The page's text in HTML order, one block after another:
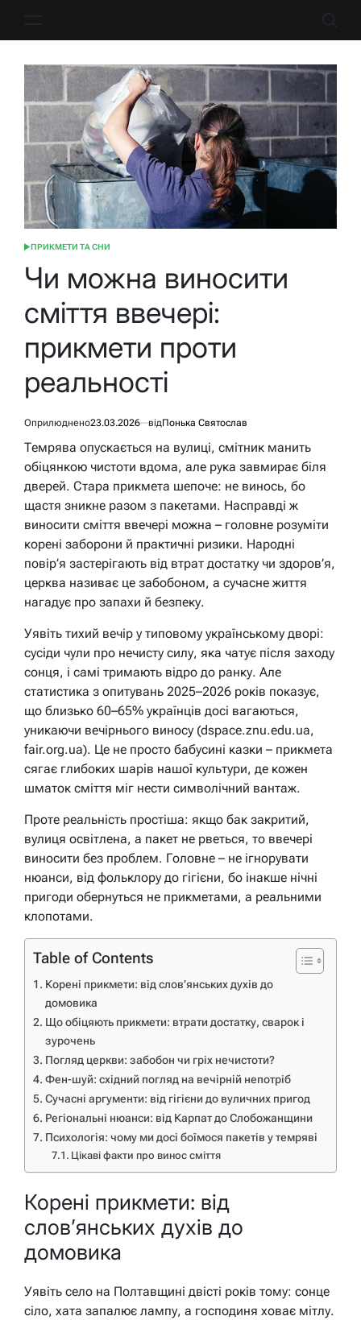
ОПУБЛІКУВАТИ
ПРИКМЕТИ ТА СНИ
Чи можна виносити
сміття ввечері:
прикмети проти
реальності
Оприлюднено23.03.2026 відПонька Святослав
Темрява опускається на вулиці, смітник манить
обіцянкою чистоти вдома, але рука завмирає біля
дверей. Стара прикмета шепоче: не винось, бо
щастя зникне разом з пакетами. Насправді ж
виносити сміття ввечері можна – головне розуміти
корені заборони й практичні ризики. Народні
повір’я застерігають від втрат достатку чи здоров’я,
церква називає це забобоном, а сучасне життя
нагадує про запахи й безпеку.
Уявіть тихий вечір у типовому українському дворі:
сусіди чули про нечисту силу, яка чатує після заходу
сонця, і самі тримають відро до ранку. Але
статистика з опитувань 2025–2026 років показує,
що близько 60–65% українців досі вагаються,
уникаючи вечірнього виносу (dspace.znu.edu.ua,
fair.org.ua). Це не просто бабусині казки – прикмета
сягає глибоких шарів нашої культури, де кожен
шматок сміття міг нести символічний вантаж.
Проте реальність простіша: якщо бак закритий,
вулиця освітлена, а пакет не рветься, то ввечері
виносити без проблем. Головне – не ігнорувати
нюанси, від фольклору до гігієни, бо інакше нічні
пригоди обернуться не прикметами, а реальними
клопотами.
Table of Contents
Корені прикмети: від слов’янських духів до
домовика
Що обіцяють прикмети: втрати достатку, сварок і
зурочень
Погляд церкви: забобон чи гріх нечистоти?
Фен-шуй: східний погляд на вечірній непотріб
Сучасні аргументи: від гігієни до вуличних пригод
Регіональні нюанси: від Карпат до Слобожанщини
Психологія: чому ми досі боїмося пакетів у темряві
Цікаві факти про винос сміття
Корені прикмети: від
слов’янських духів до
домовика
Уявіть село на Полтавщині двісті років тому: сонце
сіло, хата запалює лампу, а господиня ховає мітлу.